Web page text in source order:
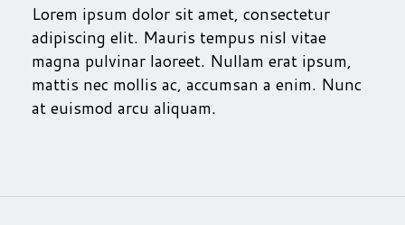
Lorem ipsum dolor sit amet, consectetur
adipiscing elit. Mauris tempus nisl vitae
magna pulvinar laoreet. Nullam erat ipsum,
mattis nec mollis ac, accumsan a enim. Nunc
at euismod arcu aliquam.